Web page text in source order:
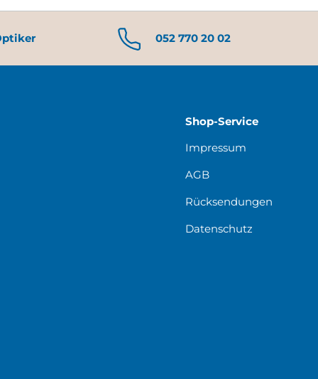
052 770 20 02
Shop-Service
Impressum
AGB
Rücksendungen
Datenschutz